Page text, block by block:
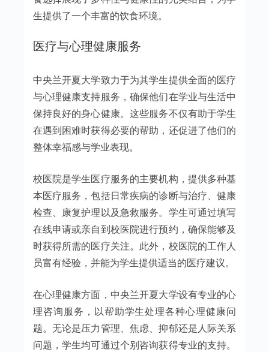
生提供了一个丰富的饮食环境。
医疗与心理健康服务
中央兰开夏大学致力于为其学生提供全面的医疗
与心理健康支持服务，确保他们在学业与生活中
保持良好的身心健康。这些服务不仅有助于学生
在遇到困难时获得必要的帮助，还促进了他们的
整体幸福感与学业表现。
校医院是学生医疗服务的主要机构，提供多种基
本医疗服务，包括日常疾病的诊断与治疗、健康
检查、康复护理以及急救服务。学生可通过填写
在线申请或亲自到校医院进行预约，确保能够及
时获得所需的医疗关注。此外，校医院的工作人
员富有经验，并能为学生提供适当的医疗建议。
在心理健康方面，中央兰开夏大学设有专业的心
理咨询服务，以帮助学生处理各种心理健康问
题。无论是压力管理、焦虑、抑郁还是人际关系
问题，学生均可通过个别咨询获得专业的支持。